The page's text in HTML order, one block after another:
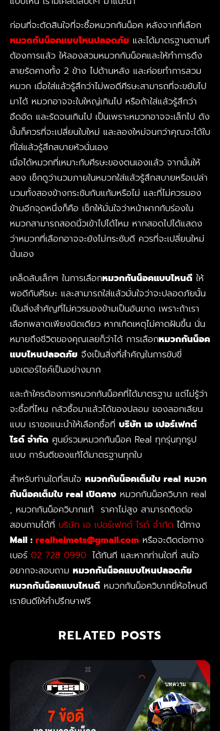
ก่อนที่จะตัดสินใจที่จะซื้อหมวกกันน็อค หลังจากที่เลือก
หมวกกันน็อคแบบไหนปลอดภัย และได้มาตรฐานตามที่
ต้องการแล้ว ให้ลองสวมหมวกกันน็อคและให้ทำการดึง
สายรัดคางทั้ง 2 ข้าง ไปด้านหลัง และค่อยทำการสวม
หมวก เมื่อใส่แล้วรู้สึกว่าไม่พอดีศีรษะสามารถที่จะขยับไป
มาได้ หมวกอาจจะใบใหญ่เกินไป หรือถ้าใส่แล้วรู้สึกว่า
อึดอัด และรัดจนเกินไป เป็นเพราะหมวกอาจจะเล็กไป ดัง
นั้นก็ควรที่จะเปลี่ยนใบใหม่ และลองใหม่จนกว่าคุณจะได้ใบ
ที่ใส่แล้วรู้สึกสบายหัวนั่นเอง
เมื่อได้หมวกที่เหมาะกับศีรษะของตนเองแล้ว จากนั้นให้
ลอง เช็กดูว่านวมภายในหมวกใส่แล้วรู้สึกสบายหรือเปล่า
นวมทั้งสองข้างกระชับกับแก้มหรือไม่ และที่ไม่ควรมอง
ข้ามอีกจุดหนึ่งก็คือ เช็กให้มั่นใจว่าหน้าผากกับร่องใน
หมวกสามารถสอดนิ้วเข้าไปได้ไหม หากสอดไปได้แสดง
ว่าหมวกที่เลือกอาจจะยังไม่กระชับดี ควรที่จะเปลี่ยนใหม่
นั่นเอง
เคล็ดลับเล็กๆ ในการเลือกหมวกกันน็อคแบบไหนดี ให้
พอดีกับศีรษะ และสามารถใส่แล้วมั่นใจว่าจะปลอดภัยนั้น
เป็นสิ่งสำคัญที่ไม่ควรมองข้ามเป็นอันขาด เพราะถ้าเรา
เลือกพลาดเพียงนิดเดียว หากเกิดเหตุไม่คาดฝันขึ้น นั่น
หมายถึงชีวิตของคุณเลยก็ว่าได้ การเลือกหมวกกันน็อค
แบบไหนปลอดภัย จึงเป็นสิ่งที่สำคัญในการขับขี่
มอเตอร์ไซค์เป็นอย่างมาก
และถ้าใครต้องการหมวกกันน็อคที่ได้มาตรฐาน แต่ไม่รู้ว่า
จะซื้อที่ไหน กลัวซื้อมาแล้วได้ของปลอม ของลอกเลียน
แบบ เราขอแนะนำให้เลือกซื้อที่ บริษัท เอ เปอร์เฟกต์
ไรด์ จำกัด ศูนย์รวมหมวกกันน็อค Real ทุกรุ่นทุกรูป
แบบ การันตีของแท้ได้มาตรฐานทุกใบ
สำหรับท่านใดที่สนใจ หมวกกันน็อคเต็มใบ real หมวก
กันน็อคเต็มใบ real เปิดคาง หมวกกันน็อควิบาก real
, หมวกกันน็อควิบากแท้ ราคาไม่สูง สามารถติดต่อ
สอบถามได้ที่ บริษัท เอ เปอร์เฟกต์ ไรด์ จำกัด ได้ทาง
Mail : realhelmets@gmail.com หรือจะติดต่อทาง
เบอร์ 02 728 0990 ได้ทันที และหากท่านใดที่ สนใจ
อยากจะสอบถาม หมวกกันน็อคแบบไหนปลอดภัย
หมวกกันน็อคแบบไหนดี หมวกกันน็อควิบากยี่ห้อไหนดี
เรายินดีให้คำปรึกษาฟรี
RELATED POSTS
บทความ